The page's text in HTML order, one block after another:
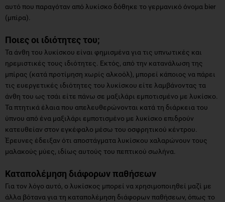
αυτό που παραγόταν από λυκίσκο δόθηκε το γερμανικό όνομα bier
(μπίρα).
Ποιες οι ιδιότητες του;
Τα άνθη του λυκίσκου είναι φημισμένα για τις υπνωτικές και
ηρεμιστικές τους ιδιότητες. Εκτός, από την κατανάλωση της
μπίρας (κατά προτίμηση χωρίς αλκοόλ), μπορεί κάποιος να πάρει
τις ευεργετικές ιδιότητες του λυκίσκου είτε λαμβάνοντας τα
άνθη του ως τσάι είτε πάνω σε μαξιλάρι εμποτισμένο με λυκίσκο.
Τα πτητικά έλαια που απελευθερώνονται κατά τη διάρκεια του
ύπνου από ένα μαξιλάρι εμποτισμένο με λυκίσκο επιδρούν
κατευθείαν στον εγκέφαλο μέσω του οσφρητικού κέντρου.
Έρευνες έδειξαν ότι αποστάγματα λυκίσκου χαλαρώνουν τους
μαλακούς μύες, ιδίως αυτούς του πεπτικού σωλήνα.
Καταπολέμηση διάφορων παθήσεων
Για τον λόγο αυτό, ο λυκίσκος μπορεί να χρησιμοποιηθεί μαζί με
άλλα βότανα για τη καταπολέμηση διάφορων παθήσεων, όπως το